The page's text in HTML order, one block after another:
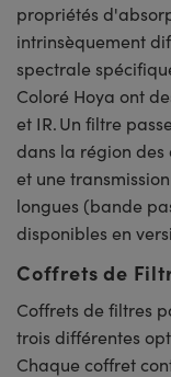
propriétés
intrinsèquement
spectrale
Coloré Hoya ont
et IR. Un filtre
dans la région
et une
longues (bande
disponibles en
Coffrets de
Coffrets de filtres
trois différentes
Chaque coffret